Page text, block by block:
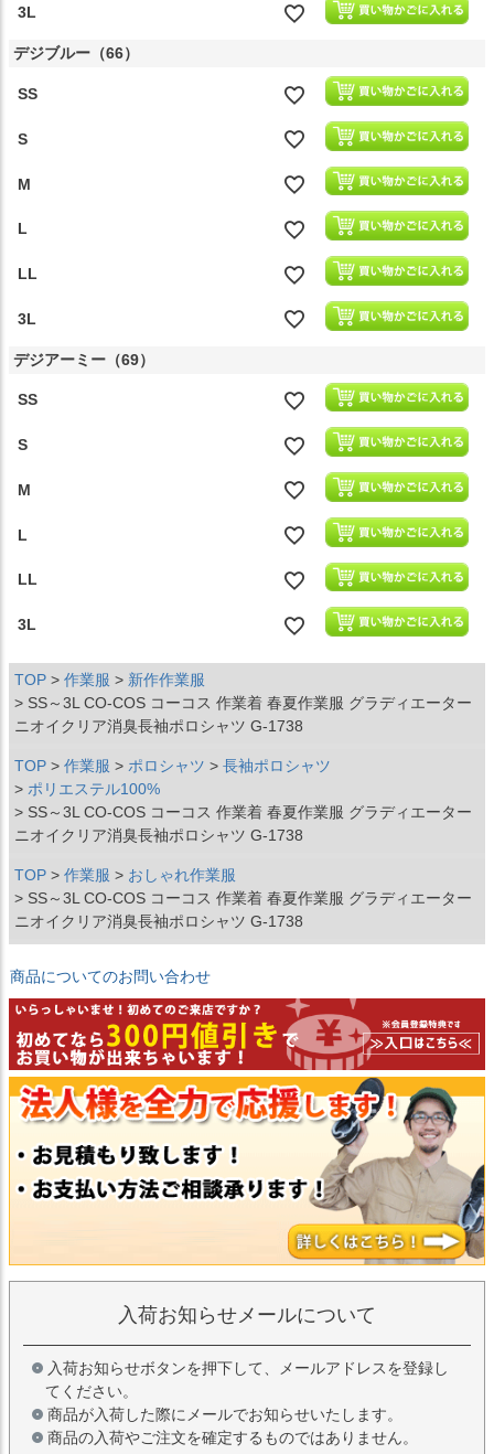
3L
デジブルー（66）
SS
S
M
L
LL
3L
デジアーミー（69）
SS
S
M
L
LL
3L
TOP 作業服
新作作業服
SS～3L CO-COS コーコス 作業着 春夏作業服 グラディエーター
ニオイクリア消臭長袖ポロシャツ G-1738
TOP 作業服 ポロシャツ
長袖ポロシャツ
ポリエステル100%
SS～3L CO-COS コーコス 作業着 春夏作業服 グラディエーター
ニオイクリア消臭長袖ポロシャツ G-1738
TOP 作業服
おしゃれ作業服
SS～3L CO-COS コーコス 作業着 春夏作業服 グラディエーター
ニオイクリア消臭長袖ポロシャツ G-1738
商品についてのお問い合わせ
入荷お知らせメールについて
入荷お知らせボタンを押下して、メールアドレスを登録し
てください。
商品が入荷した際にメールでお知らせいたします。
商品の入荷やご注文を確定するものではありません。